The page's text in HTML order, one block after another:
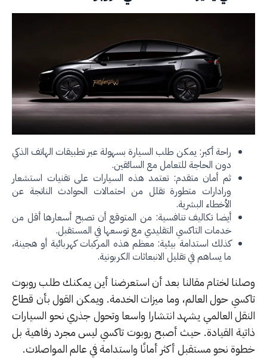
راحة أكبر: يمكن طلب السيارة بسهولة عبر تطبيقات الهاتف الذكي
دون الحاجة للتعامل مع السائقين.
ثم أمان متقدم: تعتمد هذه السيارات على تقنيات استشعار
ورادارات متطورة تقلل من احتمالات الحوادث الناتجة عن
الأخطاء البشرية.
أيضا تكاليف تنافسية: من المتوقع أن تصبح أسعارها أقل من
خدمات التاكسي التقليدي مع توسعها في المستقبل.
كذلك استدامة بيئية: معظم هذه المركبات كهربائية أو هجينة،
ما يساهم في تقليل الانبعاثات الكربونية.
لختام مقالنا بعد أن استعرضنا أين يمكنك طلب روبوت
حول العالم، وما ميزات الخدمة. ويمكن القول بأن قطاع
العالمي يشهد انتشارا واسعا وتحول جذري نحو السيارات
القيادة. حيث أصبح روبوت تاكسي ليس مجرد رفاهية بل
نحو مستقبل أكثر أمانًا واستدامة في عالم المواصلات.